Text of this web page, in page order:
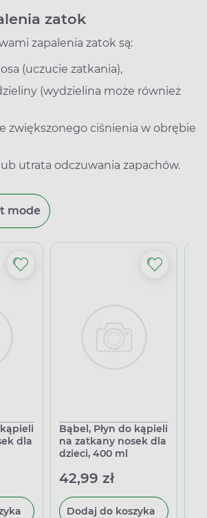
zatok
zapalenia zatok są:
(uczucie zatkania),
(wydzielina może również
zwiększonego ciśnienia w obrębie
utrata odczuwania zapachów.
mode
dla
koszyka
Bąbel, Płyn do kąpieli
na zatkany nosek dla
dzieci, 400 ml
42,99 zł
Dodaj do koszyka